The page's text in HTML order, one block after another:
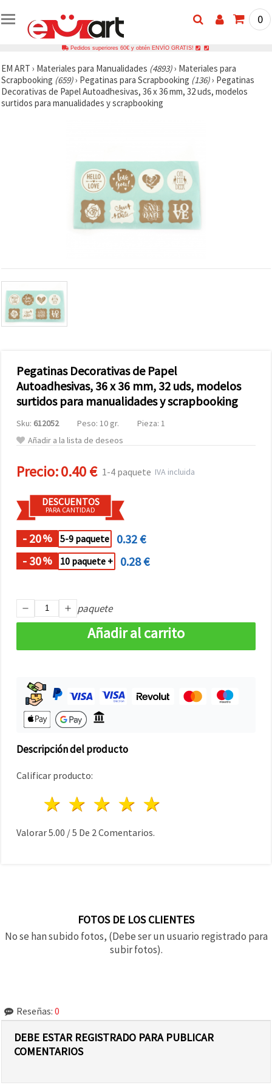
0
Pedidos superiores 60€ y obtén ENVÍO GRATIS!
EM ART › Materiales para Manualidades (4893)› Materiales para
Scrapbooking (659)› Pegatinas para Scrapbooking (136)› Pegatinas
Decorativas de Papel Autoadhesivas, 36 x 36 mm, 32 uds, modelos
surtidos para manualidades y scrapbooking
Pegatinas Decorativas de Papel
Autoadhesivas, 36 x 36 mm, 32 uds, modelos
surtidos para manualidades y scrapbooking
Sku: 612052 Peso: 10 gr.
Pieza: 1
Añadir a la lista de deseos
Precio:0.40 € 1-4 paquete IVA incluida
DESCUENTOS
PARA CANTIDAD
- 20% 5-9 paquete
0.32 €
- 30% 10 paquete + 0.28 €
paquete
Añadir al carrito
Descripción del producto
Calificar producto:
4 estrellas
3 estrellas
2 estrellas
1 estrella
Valorar5.00 /5 De 2 Comentarios.
FOTOS DE LOS CLIENTES
No se han subido fotos, (Debe ser un usuario registrado para
subir fotos).
Reseñas: 0
DEBE ESTAR REGISTRADO PARA PUBLICAR
COMENTARIOS